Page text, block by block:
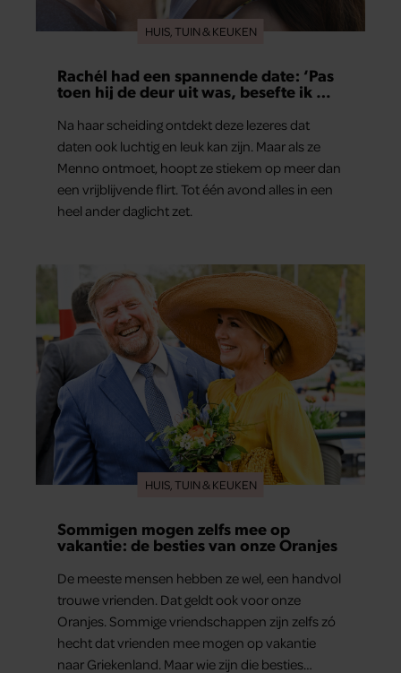
HUIS, TUIN & KEUKEN
Rachél had een spannende date: ‘Pas
toen hij de deur uit was, besefte ik wat
Na haar scheiding ontdekt deze lezeres dat
daten ook luchtig en leuk kan zijn. Maar als ze
Menno ontmoet, hoopt ze stiekem op meer dan
een vrijblijvende flirt. Tot één avond alles in een
heel ander daglicht zet.
HUIS, TUIN & KEUKEN
Sommigen mogen zelfs mee op
vakantie: de besties van onze Oranjes
De meeste mensen hebben ze wel, een handvol
trouwe vrienden. Dat geldt ook voor onze
Oranjes. Sommige vriendschappen zijn zelfs zó
hecht dat vrienden mee mogen op vakantie
naar Griekenland. Maar wie zijn die besties